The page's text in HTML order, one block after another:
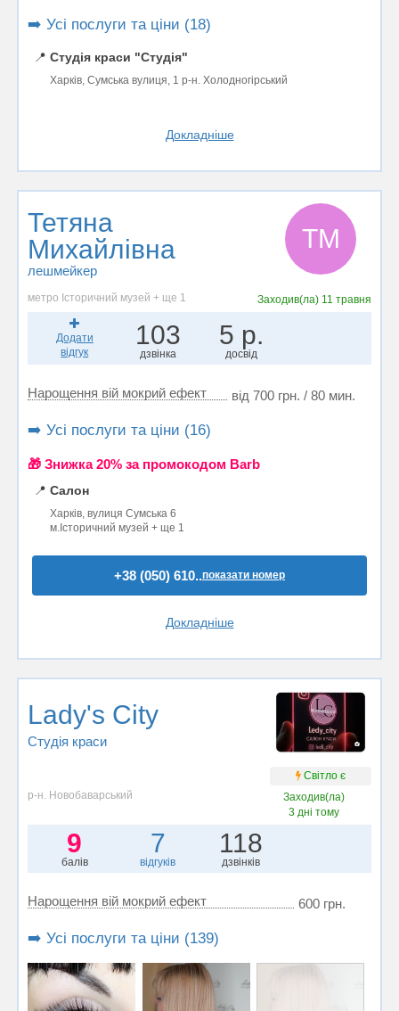
➡️ Усі послуги та ціни (18)
📍 Студія краси "Студія"
Харків, Сумська вулиця, 1 р-н. Холодногірський
Докладніше
Тетяна
Михайлiвна
лешмейкер
ТМ
метро Історичний музей + ще 1 Заходив(ла) 11 травня
Додати
відгук
103
дзвінка
5 р.
досвід
Нарощення вій мокрий ефект від 700 грн. / 80 мин.
➡️ Усі послуги та ціни (16)
🎁 Знижка 20% за промокодом Barb
📍 Салон
Харків, вулиця Сумська 6
м.Історичний музей + ще 1
+38 (050) 610..показати номер
Докладніше
Lady's City
Студія краси
Світло є
р-н. Новобаварський
Заходив(ла)
3 дні тому
9
балів
7
відгуків
118
дзвінків
Нарощення вій мокрий ефект 600 грн.
➡️ Усі послуги та ціни (139)